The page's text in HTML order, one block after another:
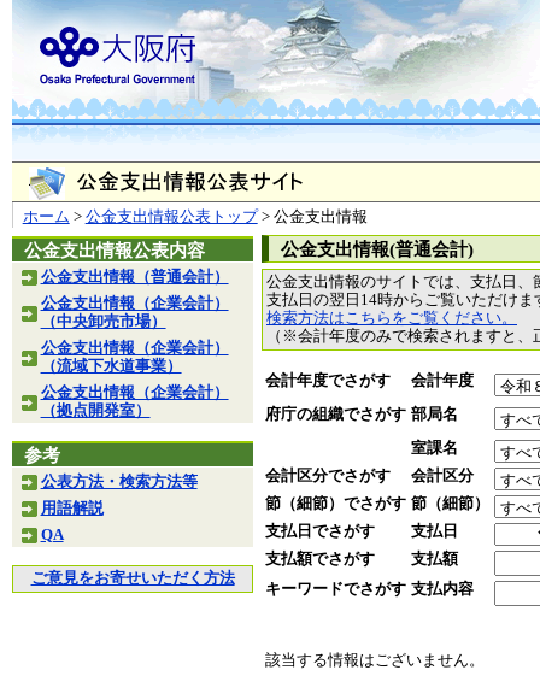
ホーム > 公金支出情報公表トップ> 公金支出情報
公金支出情報公表内容
公金支出情報（普通会計）
公金支出情報（企業会計）
（中央卸売市場）
公金支出情報（企業会計）
（流域下水道事業）
公金支出情報（企業会計）
（拠点開発室）
参考
公表方法・検索方法等
用語解説
QA
ご意見をお寄せいただく方法
公金支出情報(普通会計)
公金支出情報のサイトでは、支払日
支払日の翌日14時からご覧いただけ
検索方法はこちらをご覧ください。
（※会計年度のみで検索されますと
会計年度でさがす
会計年度
府庁の組織でさがす 部局名
室課名
会計区分でさがす
会計区分
節（細節）でさがす 節（細節）
支払日でさがす
支払日
支払額でさがす
支払額
キーワードでさがす 支払内容
該当する情報はございません。